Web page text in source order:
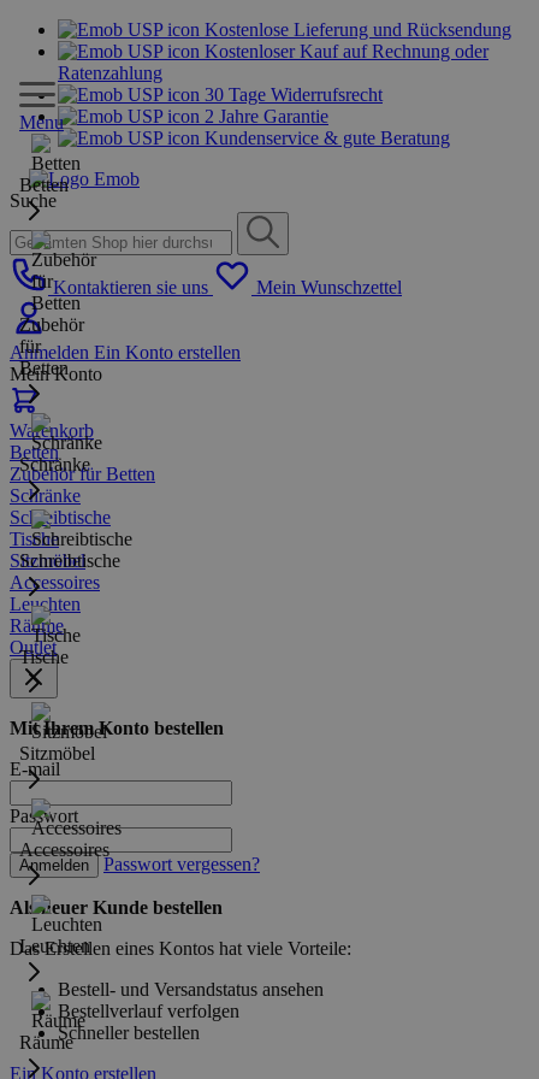
Kostenlose Lieferung und Rücksendung
Kostenloser Kauf auf Rechnung oder
Ratenzahlung
30 Tage Widerrufsrecht
2 Jahre Garantie
Kundenservice & gute Beratung
Suche
Kontaktieren sie uns Mein Wunschzettel
Anmelden Ein Konto erstellen
Mein Konto
Warenkorb
Menu
Betten
Zubehör
für
Betten
Schränke
Schreibtische
Tische
Sitzmöbel
Accessoires
Leuchten
Räume
Betten
Zubehör für Betten
Schränke
Schreibtische
Tische
Sitzmöbel
Accessoires
Leuchten
Räume
Outlet
Mit Ihrem Konto bestellen
E-mail
Passwort
Anmelden Passwort vergessen?
Als neuer Kunde bestellen
Das Erstellen eines Kontos hat viele Vorteile:
Bestell- und Versandstatus ansehen
Bestellverlauf verfolgen
Schneller bestellen
Ein Konto erstellen